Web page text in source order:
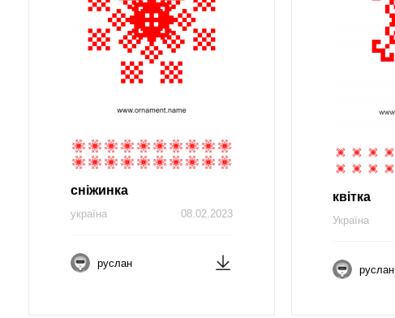
сніжинка
08.02.2023
україна
руслан
квітка
Україна
руслан